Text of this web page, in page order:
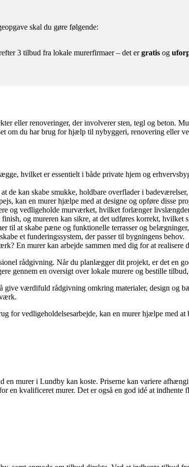
skal du gøre følgende:
3 tilbud fra lokale murerfirmaer – det ergratis og
eller renoveringer, der involverer sten, tegl og beton.
du har brug for hjælp til nybyggeri, renovering eller
hvilket er essentielt i både private hjem og
de kan skabe smukke, holdbare overflader i
kan en murer hjælpe med at designe og opføre disse
og vedligeholde murværket, hvilket forlænger
og mureren kan sikre, at det udføres korrekt, hvilket
til at skabe pæne og funktionelle terrasser og
et funderingssystem, der passer til bygningens behov.
En murer kan arbejde sammen med dig for at realisere
rådgivning. Når du planlægger dit projekt, er det en
gennem en oversigt over lokale murere og bestille
værdifuld rådgivning omkring materialer, design og
for vedligeholdelsesarbejde, kan en murer hjælpe med
murer i Lundby kan koste. Priserne kan variere
en kvalificeret murer. Det er også en god idé at indhente